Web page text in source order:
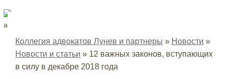
Коллегия адвокатов Лунев и партнеры » Новости »
Новости и статьи » 12 важных законов, вступающих
в силу в декабре 2018 года